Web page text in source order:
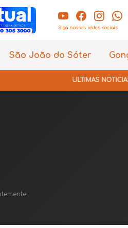
Siga nossas redes sociais
São João do Sóter
ÚLTIMAS NOTÍCIAS: